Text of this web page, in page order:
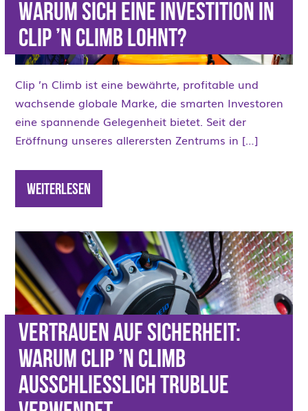
WARUM SICH EINE INVESTITION IN
CLIP ’N CLIMB LOHNT?
Clip ’n Climb ist eine bewährte, profitable und
wachsende globale Marke, die smarten Investoren
eine spannende Gelegenheit bietet. Seit der
Eröffnung unseres allerersten Zentrums in […]
Weiterlesen
Vertrauen auf Sicherheit:
Warum Clip ’n Climb
ausschließlich TRUBLUE